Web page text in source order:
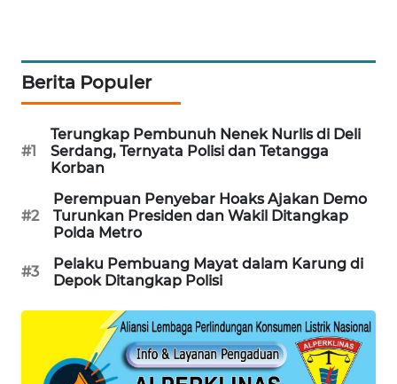
Berita Populer
#1
Terungkap Pembunuh Nenek Nurlis di Deli
Serdang, Ternyata Polisi dan Tetangga
Korban
#2
Perempuan Penyebar Hoaks Ajakan Demo
Turunkan Presiden dan Wakil Ditangkap
Polda Metro
#3
Pelaku Pembuang Mayat dalam Karung di
Depok Ditangkap Polisi
OTOMOTIF
HEALTH
DESA
WISATA
LAPAK
WAHANA